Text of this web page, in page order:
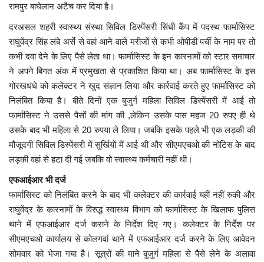
मनोरंजन
लाइफस्टाइल
खेल
ब्रेकिंग न्यूज़
व्यापार
टेक न्यूज़
रामपुर बाघेलान अटैच कर दिया है।
दरअसल शहरी स्वास्थ्य संस्था सिविल डिस्पेंसरी सिंधी कैंप में पदस्थ फार्मासिस्ट
राघुवेंद्र सिंह लंबे अर्से से वहां आने वाले मरीजों से कभी ओपीडी पर्ची के नाम पर तो
कभी दवा देने के लिए पैसे लेता था। फार्मासिस्ट के इन कारनामों को स्टार समाचार
ने अपने बिगत अंक में प्रमुखता से प्रकाशित किया था। अब फार्मासिस्ट के इस
गोरखधंधे को कलेक्टर ने खुद संज्ञान लिया और कार्रवाई करते हुए फार्मासिस्ट को
निलंबित किया है। बीते दिनों एक बुजुर्ग महिला सिविल डिस्पेंसरी में आई तो
फार्मासिस्ट ने उससे पैसों की मांग की ,लेकिन उसके पास महज 20 रुपए ही थे
उसके बाद भी महिला से 20 रुपया ले लिया। जबकि इसके पहले भी एक लड़की की
मौजूदगी सिविल डिस्पेंसरी में सुर्खियों में आई थी और सीएमएचओ की नोटिस के बाद
लड़की वहां से हटा दी गई जबकि वो स्वास्थ्य कर्मचारी नहीं थी।
एफआईआर भी दर्ज
फार्मासिस्ट को निलंबित करने के बाद भी कलेक्टर की कार्रवाई यहीं नहीं रुकी और
राघुवेंद्र के कारनामों के विरुद्ध स्वास्थ्य विभाग को फार्मासिस्ट के खिलाफ पुलिस
थाने में एफआईआर दर्ज कराने के निर्देश दिए गए। कलेक्टर के निर्देश पर
सीएमएचओ कार्यालय से कोलगवां थाने में एफआईआर दर्ज करने के लिए आवेदन
सोमवार को भेजा गया है। सूत्रों की माने बुजुर्ग महिला से पैसे लेने के अलावा